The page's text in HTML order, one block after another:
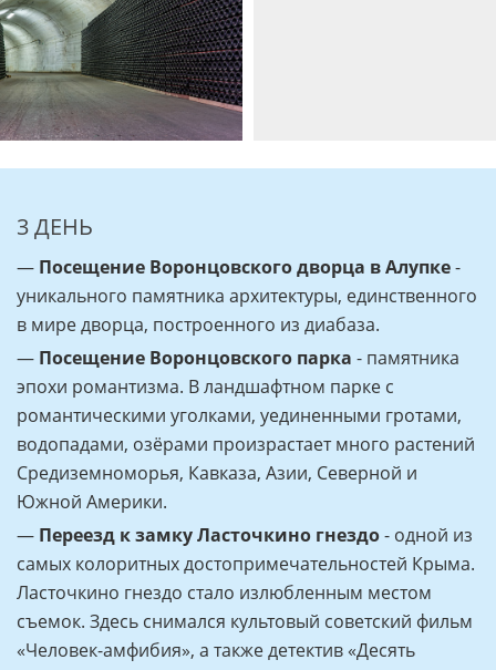
3 ДЕНЬ
— Посещение Воронцовского дворца в Алупке-
уникального памятника архитектуры, единственного
в мире дворца, построенного из диабаза.
— Посещение Воронцовского парка - памятника
эпохи романтизма. В ландшафтном парке с
романтическими уголками, уединенными гротами,
водопадами, озёрами произрастает много растений
Средиземноморья, Кавказа, Азии, Северной и
Южной Америки.
— Переезд к замку Ласточкино гнездо- одной из
самых колоритных достопримечательностей Крыма.
Ласточкино гнездо стало излюбленным местом
съемок. Здесь снимался культовый советский фильм
«Человек-амфибия», а также детектив «Десять